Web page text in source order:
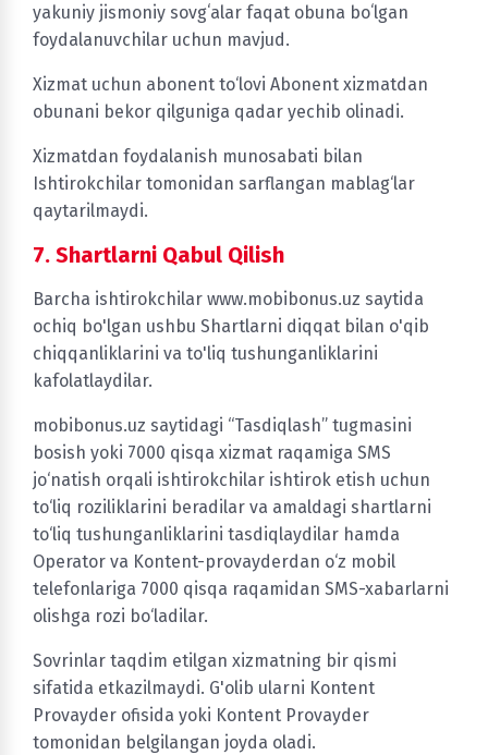
yakuniy jismoniy sovgʻalar faqat obuna boʻlgan
foydalanuvchilar uchun mavjud.
Xizmat uchun abonent to‘lovi Abonent xizmatdan
obunani bekor qilguniga qadar yechib olinadi.
Xizmatdan foydalanish munosabati bilan
Ishtirokchilar tomonidan sarflangan mablag‘lar
qaytarilmaydi.
7. Shartlarni Qabul Qilish
Barcha ishtirokchilar www.mobibonus.uz saytida
ochiq bo'lgan ushbu Shartlarni diqqat bilan o'qib
chiqqanliklarini va to'liq tushunganliklarini
kafolatlaydilar.
mobibonus.uz saytidagi “Tasdiqlash” tugmasini
bosish yoki 7000 qisqa xizmat raqamiga SMS
jo‘natish orqali ishtirokchilar ishtirok etish uchun
to‘liq roziliklarini beradilar va amaldagi shartlarni
to‘liq tushunganliklarini tasdiqlaydilar hamda
Operator va Kontent-provayderdan o‘z mobil
telefonlariga 7000 qisqa raqamidan SMS-xabarlarni
olishga rozi bo‘ladilar.
Sovrinlar taqdim etilgan xizmatning bir qismi
sifatida etkazilmaydi. G'olib ularni Kontent
Provayder ofisida yoki Kontent Provayder
tomonidan belgilangan joyda oladi.